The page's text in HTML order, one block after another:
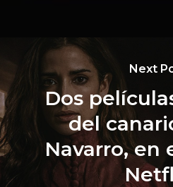
Next
Dos
del
Navarro, en